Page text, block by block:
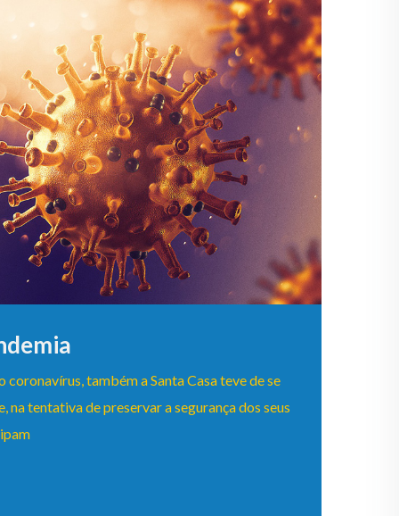
também a Santa Casa teve de se
na tentativa de preservar a segurança dos seus